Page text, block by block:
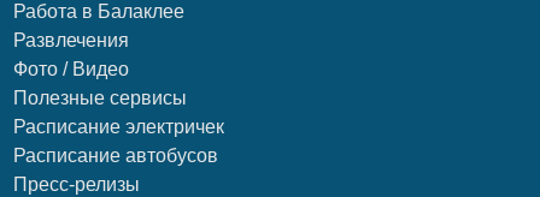
Работа в Балаклее
Развлечения
Фото / Видео
Полезные сервисы
Расписание электричек
Расписание автобусов
Пресс-релизы